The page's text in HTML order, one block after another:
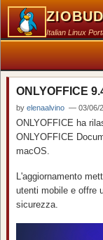
Italian Linux
ONLYOFFICE
by elenaalvino — 03/06/
ONLYOFFICE ha
ONLYOFFICE
macOS.
L'aggiornamento
utenti mobile e offre
sicurezza.